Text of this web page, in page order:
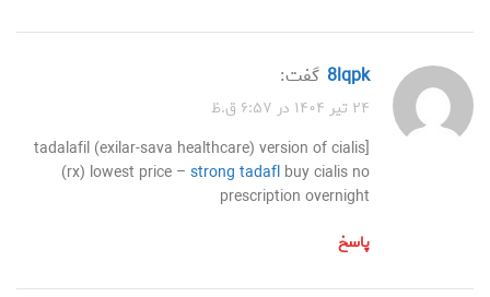
8lqpk گفت:
۲۴ تیر ۱۴۰۴ در ۶:۵۷ ق.ظ
tadalafil (exilar-sava healthcare) version of cialis]
(rx) lowest price – strong tadafl buy cialis no
prescription overnight
پاسخ